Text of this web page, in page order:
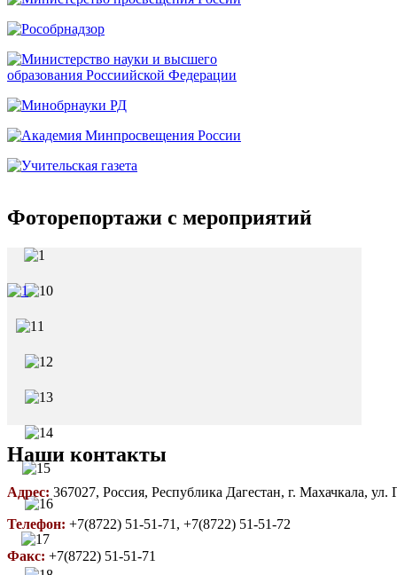
Фоторепортажи с мероприятий
Наши контакты
Адрес: 367027, Россия, Республика Дагестан, г. Махачкала,
Телефон: +7(8722) 51-51-71, +7(8722) 51-51-72
Факс: +7(8722) 51-51-71